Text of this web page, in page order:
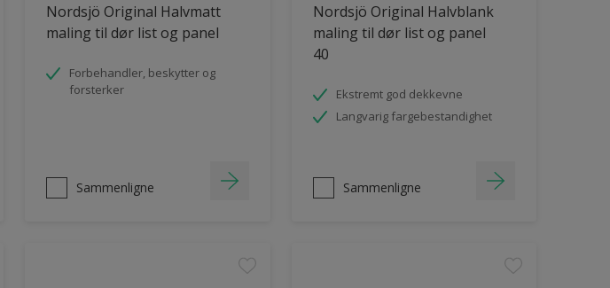
Nordsjö Original Halvmatt
maling til dør list og panel
Forbehandler, beskytter og
forsterker
Sammenligne
Nordsjö Original Halvblank
maling til dør list og panel
40
Ekstremt god dekkevne
Langvarig fargebestandighet
Sammenligne